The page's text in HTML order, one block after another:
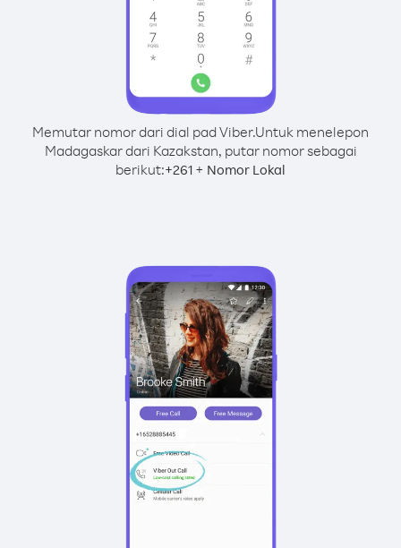
Memutar nomor dari dial pad Viber.Untuk menelepon
Madagaskar dari Kazakstan, putar nomor sebagai
berikut:+261 + Nomor Lokal